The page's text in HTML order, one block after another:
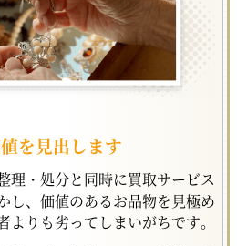
を見出します
理・処分と同時に買取サービス
し、価値のあるお品物を見極め
よりも劣ってしまいがちです。